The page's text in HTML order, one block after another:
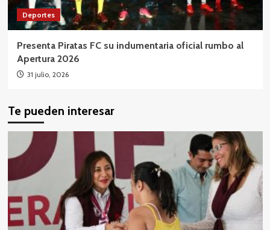
Deportes
Presenta Piratas FC su indumentaria oficial rumbo al
Apertura 2026
31 julio, 2026
Te pueden interesar